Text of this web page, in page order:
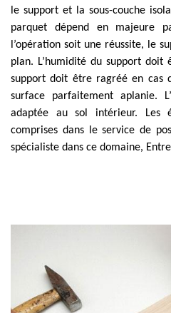
le support et la sous-couche
parquet dépend en majeure
l’opération soit une réussite, le
plan. L’humidité du support
support doit être ragréé en cas
surface parfaitement aplanie.
adaptée au sol intérieur. Les
comprises dans le service de
spécialiste dans ce domaine,